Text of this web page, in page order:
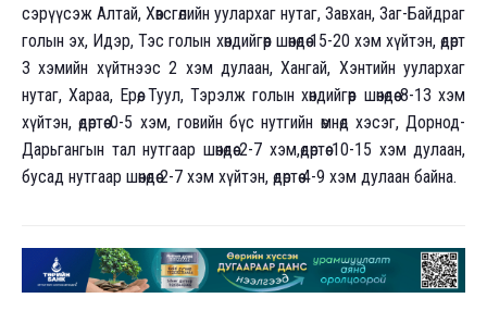
сэрүүсэж Алтай, Хөвсгөлийн уулархаг нутаг, Завхан, Заг-Байдраг
голын эх, Идэр, Тэс голын хөндийгөөр шөнөдөө 15-20 хэм хүйтэн, өдөртөө
3 хэмийн хүйтнээс 2 хэм дулаан, Хангай, Хэнтийн уулархаг
нутаг, Хараа, Ерөө, Туул, Тэрэлж голын хөндийгөөр шөнөдөө 8-13 хэм
хүйтэн, өдөртөө 0-5 хэм, говийн бүс нутгийн өмнөд хэсэг, Дорнод-
Дарьгангын тал нутгаар шөнөдөө 2-7 хэм,өдөртөө 10-15 хэм дулаан,
бусад нутгаар шөнөдөө 2-7 хэм хүйтэн, өдөртөө 4-9 хэм дулаан байна.